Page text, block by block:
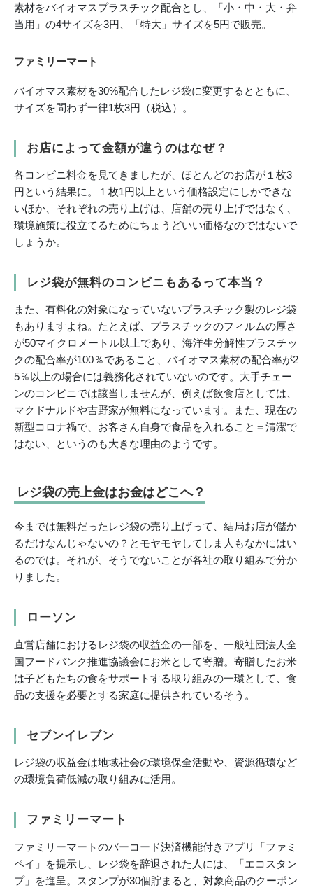
素材をバイオマスプラスチック配合とし、「小・中・大・弁
当用」の4サイズを3円、「特大」サイズを5円で販売。
ファミリーマート
バイオマス素材を30%配合したレジ袋に変更するとともに、
サイズを問わず一律1枚3円（税込）。
お店によって金額が違うのはなぜ？
各コンビニ料金を見てきましたが、ほとんどのお店が１枚3
円という結果に。１枚1円以上という価格設定にしかできな
いほか、それぞれの売り上げは、店舗の売り上げではなく、
環境施策に役立てるためにちょうどいい価格なのではないで
しょうか。
レジ袋が無料のコンビニもあるって本当？
また、有料化の対象になっていないプラスチック製のレジ袋
もありますよね。たとえば、プラスチックのフィルムの厚さ
が50マイクロメートル以上であり、海洋生分解性プラスチッ
クの配合率が100％であること、バイオマス素材の配合率が2
5％以上の場合には義務化されていないのです。大手チェー
ンのコンビニでは該当しませんが、例えば飲食店としては、
マクドナルドや吉野家が無料になっています。また、現在の
新型コロナ禍で、お客さん自身で食品を入れること＝清潔で
はない、というのも大きな理由のようです。
レジ袋の売上金はお金はどこへ？
今までは無料だったレジ袋の売り上げって、結局お店が儲か
るだけなんじゃないの？とモヤモヤしてしま人もなかにはい
るのでは。それが、そうでないことが各社の取り組みで分か
りました。
ローソン
直営店舗におけるレジ袋の収益金の一部を、一般社団法人全
国フードバンク推進協議会にお米として寄贈。寄贈したお米
は子どもたちの食をサポートする取り組みの一環として、食
品の支援を必要とする家庭に提供されているそう。
セブンイレブン
レジ袋の収益金は地域社会の環境保全活動や、資源循環など
の環境負荷低減の取り組みに活用。
ファミリーマート
ファミリーマートのバーコード決済機能付きアプリ「ファミ
ペイ」を提示し、レジ袋を辞退された人には、「エコスタン
プ」を進呈。スタンプが30個貯まると、対象商品のクーポン